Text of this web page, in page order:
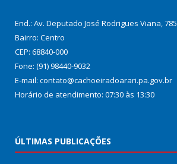
End.: Av. Deputado José Rodrigues Viana, 785
Bairro: Centro
CEP: 68840-000
Fone: (91) 98440-9032
E-mail: contato@cachoeiradoarari.pa.gov.br
Horário de atendimento: 07:30 às 13:30
ÚLTIMAS PUBLICAÇÕES